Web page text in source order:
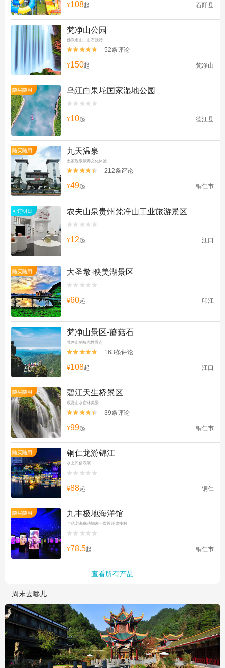
¥108起 石阡县
梵净山公园
佛教名山，山石独特

 52条评论
¥150起 梵净山
随买随用 乌江白果坨国家湿地公园


¥10起 德江县
随买随用 九天温泉
土家温泉康养文化体验

 212条评论
¥49起 铜仁市
可订明日 农夫山泉贵州梵净山工业旅游景区


¥12起 江口
随买随用 大圣墩·映美湖景区


¥60起 印江
梵净山景区-蘑菇石
梵净山的标志性景点

 163条评论
¥108起 江口
随买随用 碧江天生桥景区
观赏山水密林美景

 39条评论
¥99起 铜仁市
随买随用 铜仁龙游锦江
水上民俗表演


¥88起 铜仁
随买随用 九丰极地海洋馆
与萌宠海底动物来一次近距离接触


¥78.5起 铜仁市
查看所有产品
周末去哪儿